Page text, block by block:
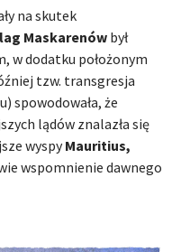
na skutek
Maskarenówbył
w dodatku położonym
tzw. transgresja
spowodowała, że
lądów znalazła się
wyspyMauritius,
wspomnienie dawnego